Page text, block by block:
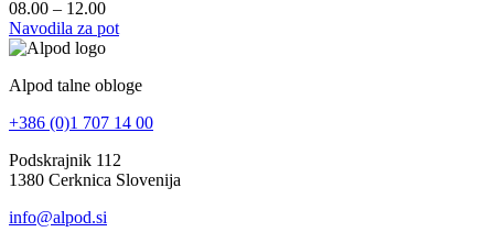
08.00 – 12.00
Navodila za pot
Alpod talne obloge
+386 (0)1 707 14 00
Podskrajnik 112
1380 Cerknica Slovenija
info@alpod.si